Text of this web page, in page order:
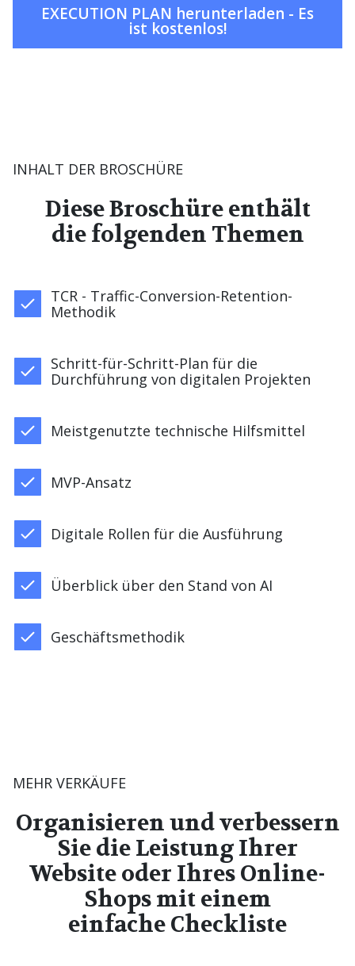
EXECUTION PLAN herunterladen - Es
ist kostenlos!
INHALT DER BROSCHÜRE
Diese Broschüre enthält
die folgenden Themen
TCR - Traffic-Conversion-Retention-
Methodik
Schritt-für-Schritt-Plan für die
Durchführung von digitalen Projekten
Meistgenutzte technische Hilfsmittel
MVP-Ansatz
Digitale Rollen für die Ausführung
Überblick über den Stand von AI
Geschäftsmethodik
MEHR VERKÄUFE
Organisieren und verbessern
Sie die Leistung Ihrer
Website oder Ihres Online-
Shops mit einem
einfache Checkliste